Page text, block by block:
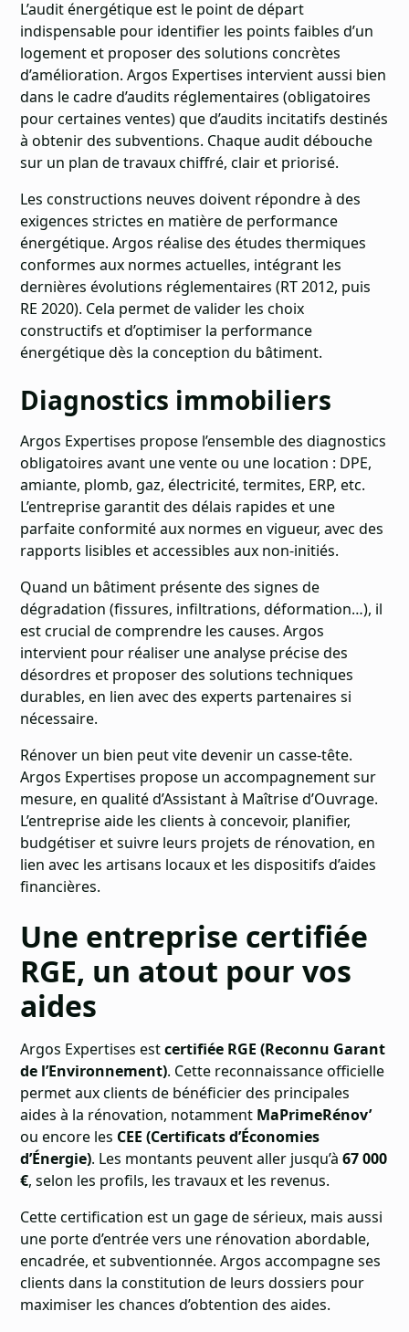
L’audit énergétique est le point de départ
indispensable pour identifier les points faibles d’un
logement et proposer des solutions concrètes
d’amélioration. Argos Expertises intervient aussi bien
dans le cadre d’audits réglementaires (obligatoires
pour certaines ventes) que d’audits incitatifs destinés
à obtenir des subventions. Chaque audit débouche
sur un plan de travaux chiffré, clair et priorisé.
Les constructions neuves doivent répondre à des
exigences strictes en matière de performance
énergétique. Argos réalise des études thermiques
conformes aux normes actuelles, intégrant les
dernières évolutions réglementaires (RT 2012, puis
RE 2020). Cela permet de valider les choix
constructifs et d’optimiser la performance
énergétique dès la conception du bâtiment.
Diagnostics immobiliers
Argos Expertises propose l’ensemble des diagnostics
obligatoires avant une vente ou une location : DPE,
amiante, plomb, gaz, électricité, termites, ERP, etc.
L’entreprise garantit des délais rapides et une
parfaite conformité aux normes en vigueur, avec des
rapports lisibles et accessibles aux non-initiés.
Quand un bâtiment présente des signes de
dégradation (fissures, infiltrations, déformation…), il
est crucial de comprendre les causes. Argos
intervient pour réaliser une analyse précise des
désordres et proposer des solutions techniques
durables, en lien avec des experts partenaires si
nécessaire.
Rénover un bien peut vite devenir un casse-tête.
Argos Expertises propose un accompagnement sur
mesure, en qualité d’Assistant à Maîtrise d’Ouvrage.
L’entreprise aide les clients à concevoir, planifier,
budgétiser et suivre leurs projets de rénovation, en
lien avec les artisans locaux et les dispositifs d’aides
financières.
Une entreprise certifiée
RGE, un atout pour vos
aides
Argos Expertises estcertifiée RGE (Reconnu Garant
de l’Environnement). Cette reconnaissance officielle
permet aux clients de bénéficier des principales
aides à la rénovation, notamment MaPrimeRénov’
ou encore les CEE (Certificats d’Économies
d’Énergie). Les montants peuvent aller jusqu’à67 000
€, selon les profils, les travaux et les revenus.
Cette certification est un gage de sérieux, mais aussi
une porte d’entrée vers une rénovation abordable,
encadrée, et subventionnée. Argos accompagne ses
clients dans la constitution de leurs dossiers pour
maximiser les chances d’obtention des aides.